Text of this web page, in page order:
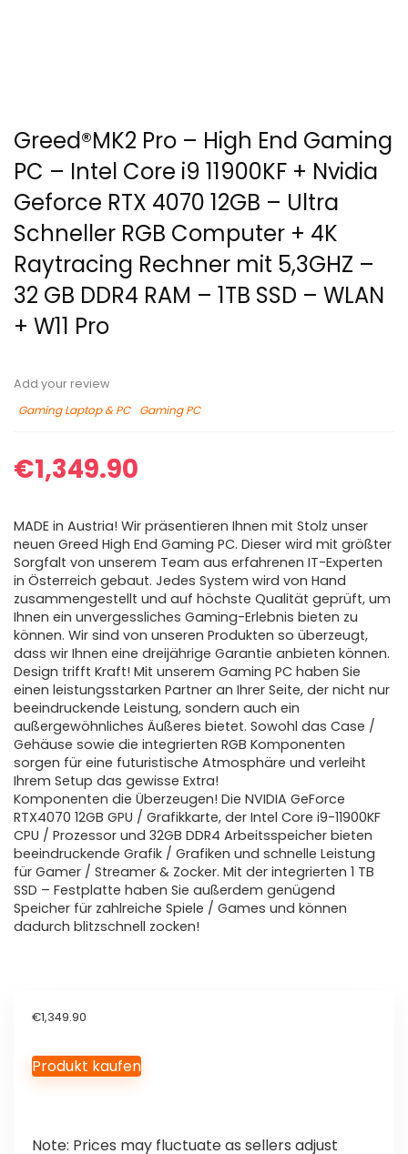
Greed®MK2 Pro – High End Gaming
PC – Intel Core i9 11900KF + Nvidia
Geforce RTX 4070 12GB – Ultra
Schneller RGB Computer + 4K
Raytracing Rechner mit 5,3GHZ –
32 GB DDR4 RAM – 1TB SSD – WLAN
+ W11 Pro
Add your review
Gaming Laptop & PC
Gaming PC
€1,349.90
MADE in Austria! Wir präsentieren Ihnen mit Stolz unser
neuen Greed High End Gaming PC. Dieser wird mit größter
Sorgfalt von unserem Team aus erfahrenen IT-Experten
in Österreich gebaut. Jedes System wird von Hand
zusammengestellt und auf höchste Qualität geprüft, um
Ihnen ein unvergessliches Gaming-Erlebnis bieten zu
können. Wir sind von unseren Produkten so überzeugt,
dass wir Ihnen eine dreijährige Garantie anbieten können.
Design trifft Kraft! Mit unserem Gaming PC haben Sie
einen leistungsstarken Partner an Ihrer Seite, der nicht nur
beeindruckende Leistung, sondern auch ein
außergewöhnliches Äußeres bietet. Sowohl das Case /
Gehäuse sowie die integrierten RGB Komponenten
sorgen für eine futuristische Atmosphäre und verleiht
Ihrem Setup das gewisse Extra!
Komponenten die Überzeugen! Die NVIDIA GeForce
RTX4070 12GB GPU / Grafikkarte, der Intel Core i9-11900KF
CPU / Prozessor und 32GB DDR4 Arbeitsspeicher bieten
beeindruckende Grafik / Grafiken und schnelle Leistung
für Gamer / Streamer & Zocker. Mit der integrierten 1 TB
SSD – Festplatte haben Sie außerdem genügend
Speicher für zahlreiche Spiele / Games und können
dadurch blitzschnell zocken!
€1,349.90
Produkt kaufen
Note: Prices may fluctuate as sellers adjust